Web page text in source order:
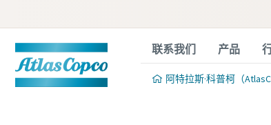
联系我们 产品
阿特拉斯·科普柯（